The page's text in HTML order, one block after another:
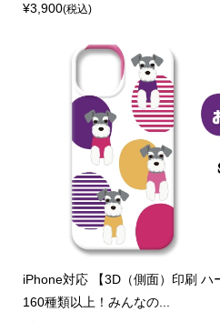
¥3,900(税込)
iPhone対応 【3D（側面）印刷 ハ
160種類以上！みんなの...